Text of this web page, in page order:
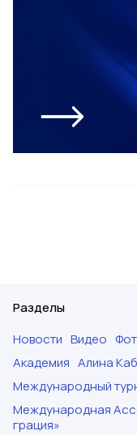
Разделы
Новости Видео
Академия Алина
Международный
Международная
грация»